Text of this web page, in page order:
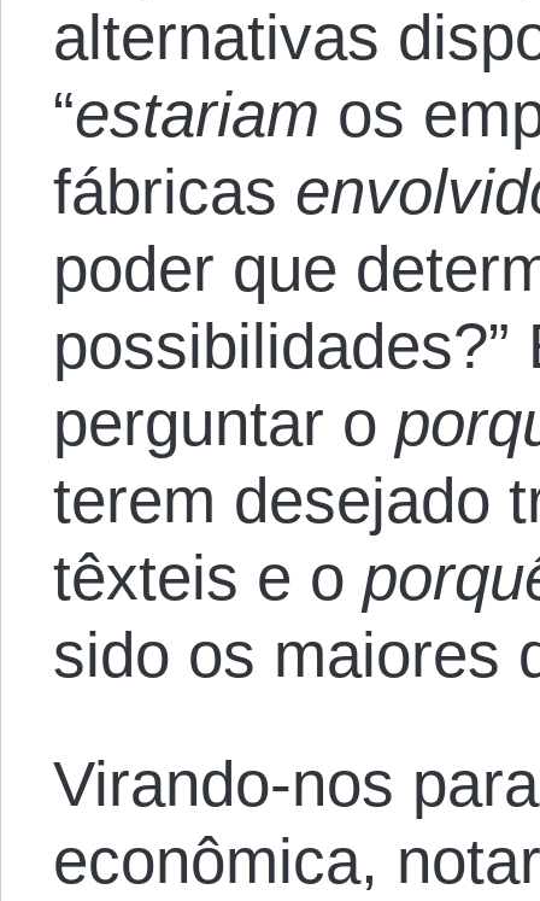
alternativas
“estariam os
fábricas
poder que
possibilidades?”
perguntar o
terem desejado
têxteis e o
sido os maiores
Virando-nos
econômica,